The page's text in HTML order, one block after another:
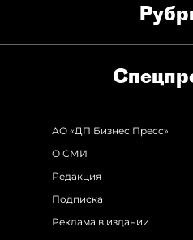
АО «ДП Бизнес Пресс»
О СМИ
Редакция
Подписка
Реклама в издании